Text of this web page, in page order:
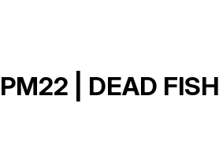
| DEAD FISH |